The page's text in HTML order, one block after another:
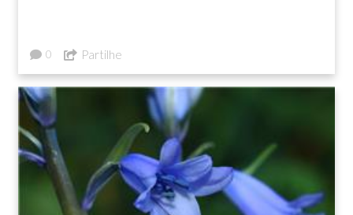
0 Partilhe